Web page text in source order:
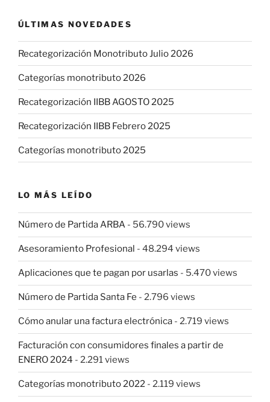
ÚLTIMAS NOVEDADES
Recategorización Monotributo Julio 2026
Categorías monotributo 2026
Recategorización IIBB AGOSTO 2025
Recategorización IIBB Febrero 2025
Categorías monotributo 2025
LO MÁS LEÍDO
Número de Partida ARBA - 56.790 views
Asesoramiento Profesional - 48.294 views
Aplicaciones que te pagan por usarlas - 5.470 views
Número de Partida Santa Fe - 2.796 views
Cómo anular una factura electrónica - 2.719 views
Facturación con consumidores finales a partir de
ENERO 2024 - 2.291 views
Categorías monotributo 2022 - 2.119 views